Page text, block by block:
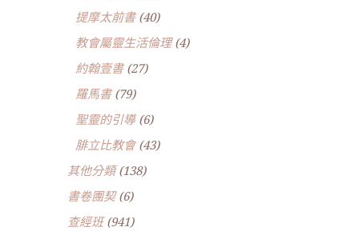
提摩太前書(40)
教會屬靈生活倫理(4)
約翰壹書(27)
羅馬書(79)
聖靈的引導(6)
腓立比教會(43)
其他分類(138)
書卷團契(6)
查經班(941)